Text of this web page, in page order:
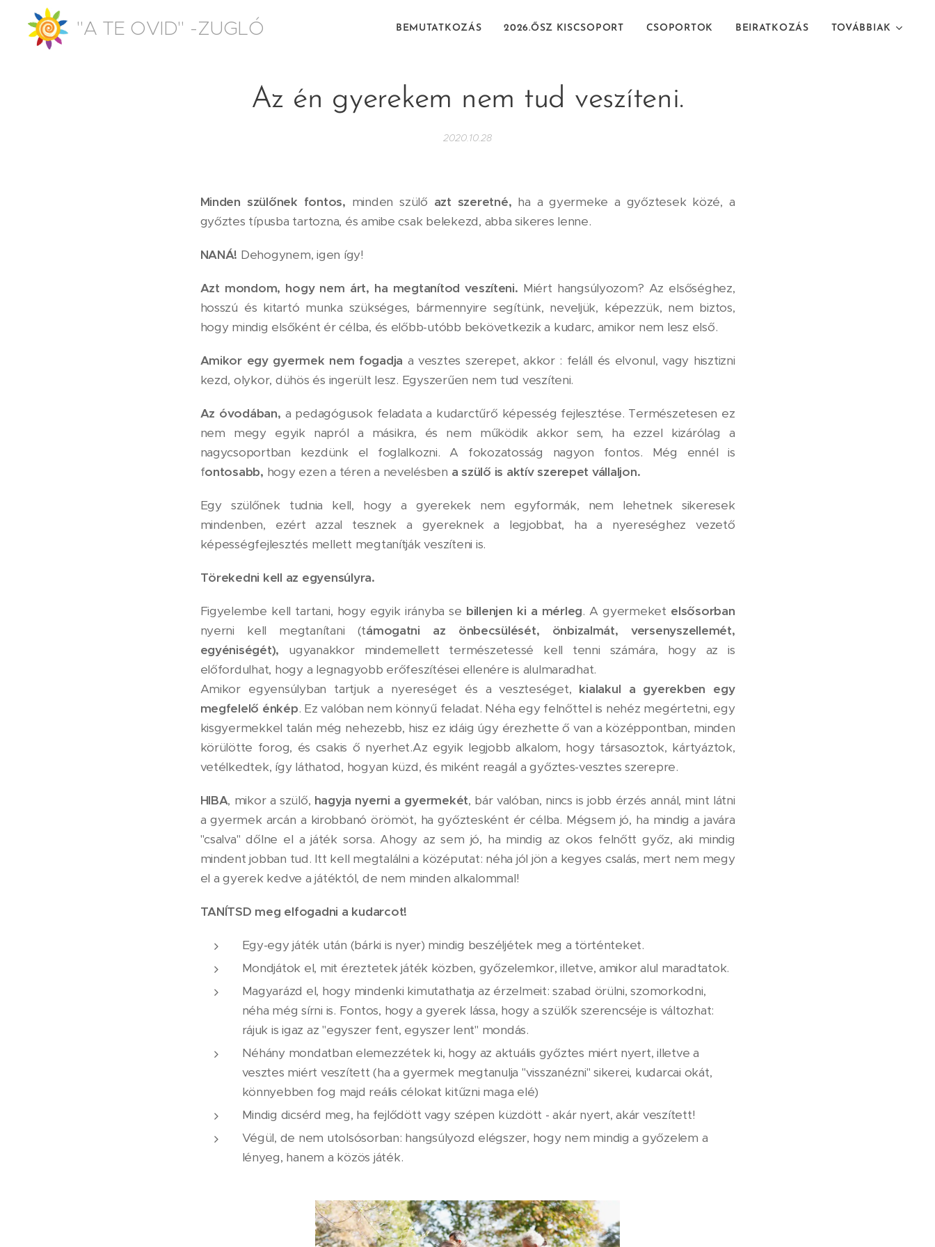
"A TE OVID" -ZUGLÓ BEMUTATKOZÁS 2026.ŐSZ KISCSOPORT CSOPORTOK BEIRATKOZÁS TOVÁBBIAK
Az én gyerekem nem tud veszíteni.
2020.10.28
Minden szülőnek fontos, minden szülő azt szeretné, ha a gyermeke a győztesek közé, a
győztes típusba tartozna, és amibe csak belekezd, abba sikeres lenne.
NANÁ! Dehogynem, igen így!
Azt mondom, hogy nem árt, ha megtanítod veszíteni. Miért hangsúlyozom? Az elsőséghez,
hosszú és kitartó munka szükséges, bármennyire segítünk, neveljük, képezzük, nem biztos,
hogy mindig elsőként ér célba, és előbb-utóbb bekövetkezik a kudarc, amikor nem lesz első.
Amikor egy gyermek nem fogadja a vesztes szerepet, akkor : feláll és elvonul, vagy hisztizni
kezd, olykor, dühös és ingerült lesz. Egyszerűen nem tud veszíteni.
Az óvodában, a pedagógusok feladata a kudarctűrő képesség fejlesztése. Természetesen ez
nem megy egyik napról a másikra, és nem működik akkor sem, ha ezzel kizárólag a
nagycsoportban kezdünk el foglalkozni. A fokozatosság nagyon fontos. Még ennél is
fontosabb, hogy ezen a téren a nevelésben a szülő is aktív szerepet vállaljon.
Egy szülőnek tudnia kell, hogy a gyerekek nem egyformák, nem lehetnek sikeresek
mindenben, ezért azzal tesznek a gyereknek a legjobbat, ha a nyereséghez vezető
képességfejlesztés mellett megtanítják veszíteni is.
Törekedni kell az egyensúlyra.
Figyelembe kell tartani, hogy egyik irányba se billenjen ki a mérleg. A gyermeket elsősorban
nyerni kell megtanítani (támogatni az önbecsülését, önbizalmát, versenyszellemét,
egyéniségét), ugyanakkor mindemellett természetessé kell tenni számára, hogy az is
előfordulhat, hogy a legnagyobb erőfeszítései ellenére is alulmaradhat.
Amikor egyensúlyban tartjuk a nyereséget és a veszteséget, kialakul a gyerekben egy
megfelelő énkép. Ez valóban nem könnyű feladat. Néha egy felnőttel is nehéz megértetni, egy
kisgyermekkel talán még nehezebb, hisz ez idáig úgy érezhette ő van a középpontban, minden
körülötte forog, és csakis ő nyerhet.Az egyik legjobb alkalom, hogy társasoztok, kártyáztok,
vetélkedtek, így láthatod, hogyan küzd, és miként reagál a győztes-vesztes szerepre.
HIBA, mikor a szülő, hagyja nyerni a gyermekét, bár valóban, nincs is jobb érzés annál, mint látni
a gyermek arcán a kirobbanó örömöt, ha győztesként ér célba. Mégsem jó, ha mindig a javára
"csalva" dőlne el a játék sorsa. Ahogy az sem jó, ha mindig az okos felnőtt győz, aki mindig
mindent jobban tud. Itt kell megtalálni a középutat: néha jól jön a kegyes csalás, mert nem megy
el a gyerek kedve a játéktól, de nem minden alkalommal!
TANÍTSD meg elfogadni a kudarcot!
Egy-egy játék után (bárki is nyer) mindig beszéljétek meg a történteket.
Mondjátok el, mit éreztetek játék közben, győzelemkor, illetve, amikor alul maradtatok.
Magyarázd el, hogy mindenki kimutathatja az érzelmeit: szabad örülni, szomorkodni,
néha még sírni is. Fontos, hogy a gyerek lássa, hogy a szülők szerencséje is változhat:
rájuk is igaz az "egyszer fent, egyszer lent" mondás.
Néhány mondatban elemezzétek ki, hogy az aktuális győztes miért nyert, illetve a
vesztes miért veszített (ha a gyermek megtanulja "visszanézni" sikerei, kudarcai okát,
könnyebben fog majd reális célokat kitűzni maga elé)
Mindig dicsérd meg, ha fejlődött vagy szépen küzdött - akár nyert, akár veszített!
Végül, de nem utolsósorban: hangsúlyozd elégszer, hogy nem mindig a győzelem a
lényeg, hanem a közös játék.